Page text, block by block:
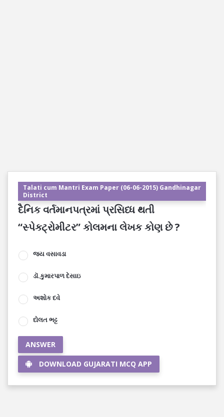
Talati cum Mantri Exam Paper (06-06-2015) Gandhinagar
District
દૈનિક વર્તમાનપત્રમાં પ્રસિધ્ધ થતી
“સ્પેક્ટ્રોમીટર” કોલમના લેખક કોણ છે ?
જય વસાવડા
ડૉ.કુમારપાળ દેસાઇ
અશોક દવે
દોલત ભટ્ટ
ANSWER
DOWNLOAD GUJARATI MCQ APP